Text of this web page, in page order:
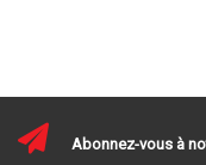
Abonnez-vous à